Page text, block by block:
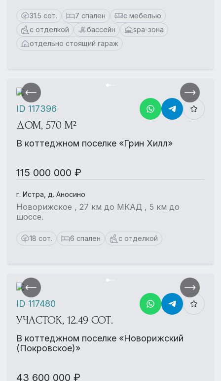
31.5 сот. 7 спален
с мебелью
с отделкой
бассейн
spa-зона
отдельно стоящий гараж
ДОМ, 570 М²
В коттеджном поселке «Грин Хилл»
115 000 000 ₽
г. Истра, д. Аносино
Новорижское , 27 км до МКАД , 5 км до
шоссе.
18 сот. 6 спален с отделкой
ID 117396
УЧАСТОК, 12.49 СОТ.
В коттеджном поселке «Новорижский
(Покровское)»
43 600 000 ₽
ID 117480